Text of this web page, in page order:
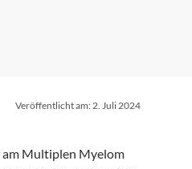
Veröffentlicht am: 2. Juli 2024
am Multiplen Myelom